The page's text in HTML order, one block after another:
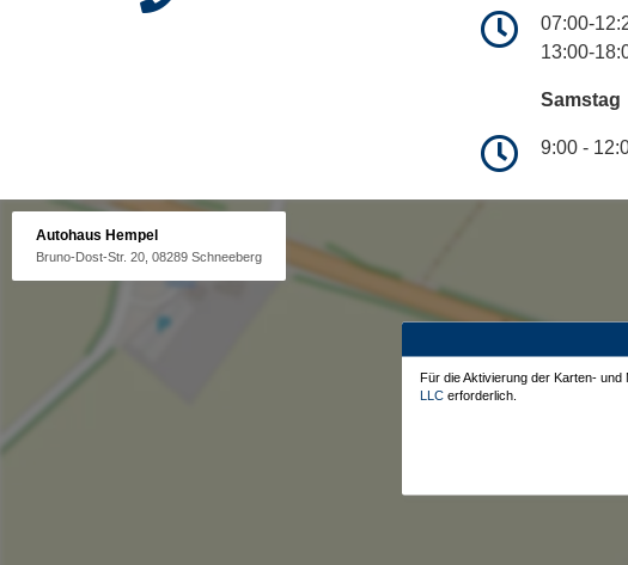
07:00-
13:00-
Samstag
9:00 -
Autohaus Hempel
Bruno-Dost-Str. 20, 08289 Schneeberg
Für die Aktivierung der Karten-
LLC erforderlich.